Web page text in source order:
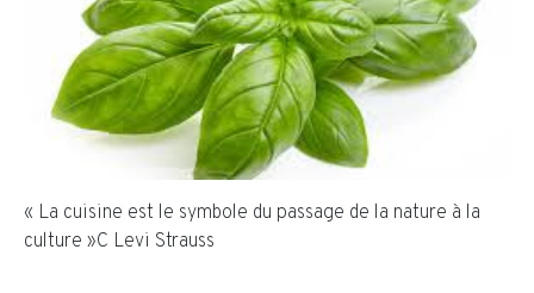
« La cuisine est le symbole du passage de la nature à la
culture »C Levi Strauss